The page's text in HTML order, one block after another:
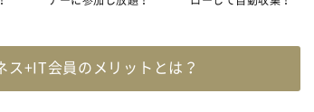
ス+IT会員のメリットとは？